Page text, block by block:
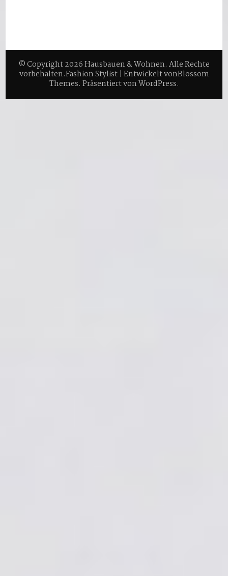
© Copyright 2026Hausbauen & Wohnen. Alle Rechte
vorbehalten.Fashion Stylist | Entwickelt vonBlossom
Themes. Präsentiert vonWordPress.